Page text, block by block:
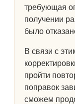
требующая
получении
было
В связи с
пройти
поправок
сможем